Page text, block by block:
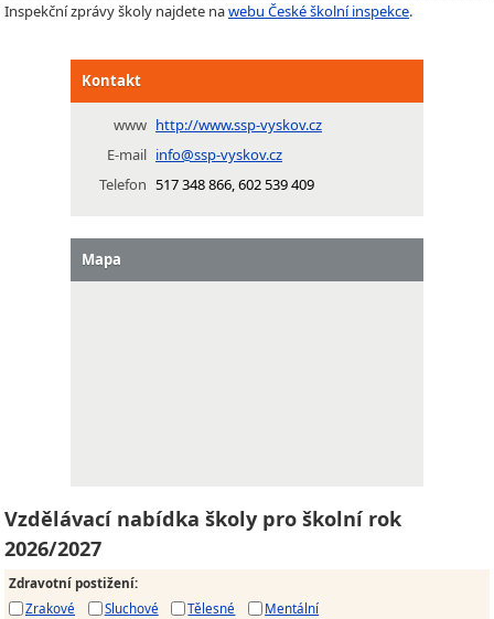
Inspekční zprávy školy najdete nawebu České školní inspekce.
Kontakt
www http://www.ssp-vyskov.cz
E-mail info@ssp-vyskov.cz
Telefon 517 348 866, 602 539 409
Mapa
Vzdělávací nabídka školy pro školní rok
2026/2027
Zdravotní postižení:
Zrakové
Sluchové Tělesné
Mentální